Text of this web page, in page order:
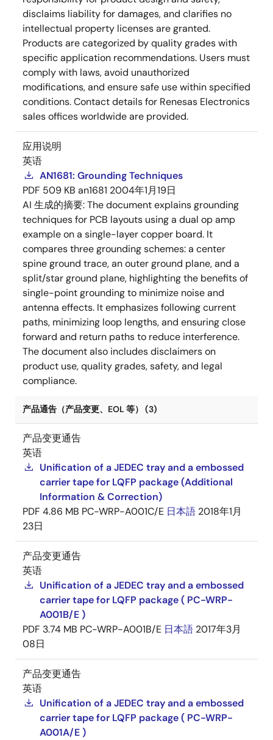
disclaims liability for damages, and clarifies no
intellectual property licenses are granted.
Products are categorized by quality grades with
specific application recommendations. Users must
comply with laws, avoid unauthorized
modifications, and ensure safe use within specified
conditions. Contact details for Renesas Electronics
sales offices worldwide are provided.
应用说明
英语
AN1681: Grounding Techniques
PDF 509 KB an1681 2004年1月19日
AI 生成的摘要:The document explains grounding
techniques for PCB layouts using a dual op amp
example on a single-layer copper board. It
compares three grounding schemes: a center
spine ground trace, an outer ground plane, and a
split/star ground plane, highlighting the benefits of
single-point grounding to minimize noise and
antenna effects. It emphasizes following current
paths, minimizing loop lengths, and ensuring close
forward and return paths to reduce interference.
The document also includes disclaimers on
product use, quality grades, safety, and legal
compliance.
产品通告（产品变更、EOL 等） (3)
产品变更通告
英语
Unification of a JEDEC tray and a embossed
carrier tape for LQFP package (Additional
Information & Correction)
PDF 4.86 MB PC-WRP-A001C/E 日本語 2018年1月
23日
产品变更通告
英语
Unification of a JEDEC tray and a embossed
carrier tape for LQFP package ( PC-WRP-
A001B/E )
PDF 3.74 MB PC-WRP-A001B/E 日本語 2017年3月
08日
产品变更通告
英语
Unification of a JEDEC tray and a embossed
carrier tape for LQFP package ( PC-WRP-
A001A/E )